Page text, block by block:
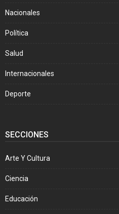
Nacionales
Política
Salud
Internacionales
Deporte
SECCIONES
Arte Y Cultura
Ciencia
Educación